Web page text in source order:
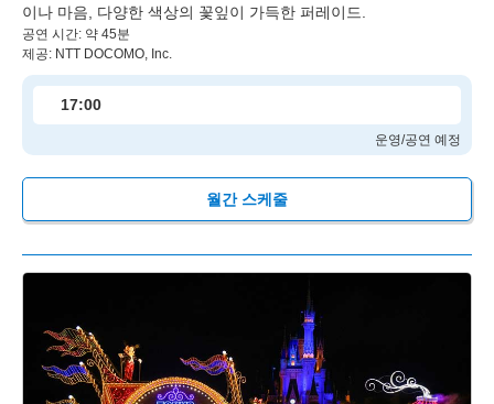
이나 마음, 다양한 색상의 꽃잎이 가득한 퍼레이드.
공연 시간: 약 45분
제공: NTT DOCOMO, Inc.
17:00
운영/공연 예정
월간 스케줄